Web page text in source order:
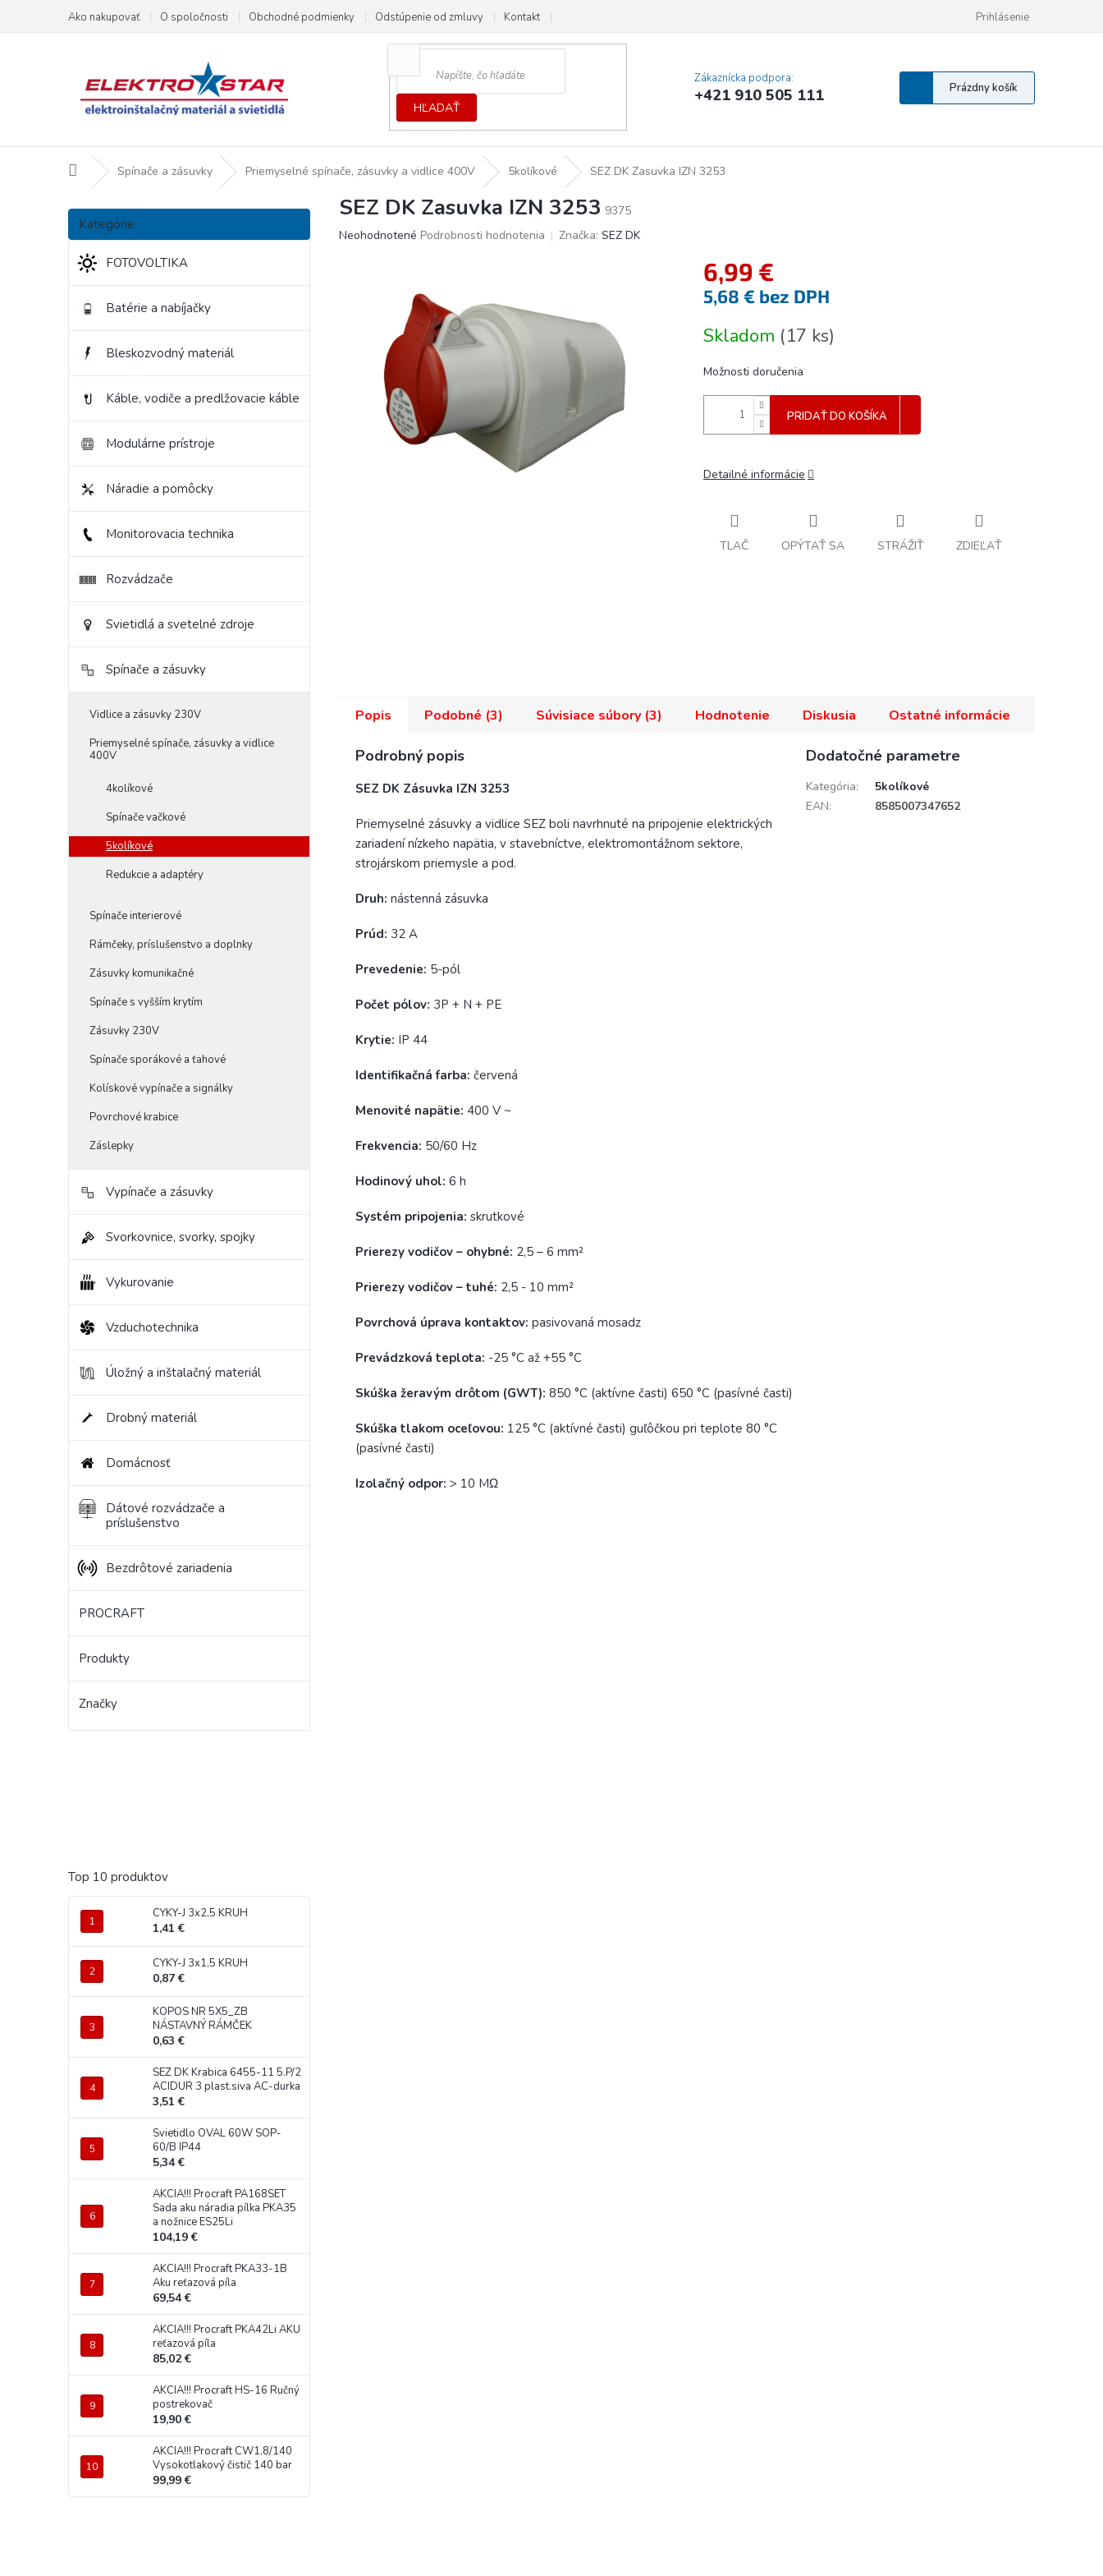
obsah
Ako nakupovať O spoločnosti Obchodné podmienky Odstúpenie od zmluvy Kontakt Vyhlásenie o prístupnosti
Prihlásenie
HĽADAŤ
Zákaznícka podpora:
+421 910 505 111
Nákupný
košík
Prázdny košík
DomovSpínače a zásuvky Priemyselné spínače, zásuvky a vidlice 400V 5kolíkové SEZ DK Zasuvka IZN 3253
B
č
n
Preskočiť
kategórie
Kategórie
FOTOVOLTIKA
Batérie a nabíjačky
Bleskozvodný materiál
Káble, vodiče a predlžovacie káble
Modulárne prístroje
Náradie a pomôcky
Monitorovacia technika
Rozvádzače
Svietidlá a svetelné zdroje
Spínače a zásuvky
Vidlice a zásuvky 230V
Priemyselné spínače, zásuvky a vidlice
400V
4kolíkové
Spínače vačkové
5kolíkové
Redukcie a adaptéry
Spínače interierové
Rámčeky, príslušenstvo a doplnky
Zásuvky komunikačné
Spínače s vyšším krytím
Zásuvky 230V
Spínače sporákové a ťahové
Kolískové vypínače a signálky
Povrchové krabice
Záslepky
Vypínače a zásuvky
Svorkovnice, svorky, spojky
Vykurovanie
Vzduchotechnika
Úložný a inštalačný materiál
Drobný materiál
Domácnosť
Dátové rozvádzače a
príslušenstvo
Bezdrôtové zariadenia
PROCRAFT
Produkty
Značky
Top 10 produktov
CYKY-J 3x2,5 KRUH
1,41 €
CYKY-J 3x1,5 KRUH
0,87 €
KOPOS NR 5X5_ZB
NÁSTAVNÝ RÁMČEK
0,63 €
SEZ DK Krabica 6455-11 5.P/2
ACIDUR 3 plast.siva AC-durka
3,51 €
Svietidlo OVAL 60W SOP-
60/B IP44
5,34 €
AKCIA!!! Procraft PA168SET
Sada aku náradia pílka PKA35
a nožnice ES25Li
104,19 €
AKCIA!!! Procraft PKA33-1B
Aku reťazová píla
69,54 €
AKCIA!!! Procraft PKA42Li AKU
reťazová píla
85,02 €
AKCIA!!! Procraft HS-16 Ručný
postrekovač
19,90 €
AKCIA!!! Procraft CW1.8/140
Vysokotlakový čistič 140 bar
99,99 €
SEZ DK Zasuvka IZN 3253 9375
Priemerné
hviezdičiek.
Neohodnotené Podrobnosti hodnotenia Značka: SEZ DK
6,99 €
5,68 € bez DPH
cena:
Skladom (17 ks)
Možnosti doručenia
PRIDAŤ DO KOŠÍKA
Detailné informácie
TLAČ OPÝTAŤ SA STRÁŽIŤ ZDIEĽAŤ
Popis Podobné (3) Súvisiace súbory (3) Hodnotenie Diskusia Ostatné informácie
Podrobný popis
SEZ DK Zásuvka IZN 3253
Priemyselné zásuvky a vidlice SEZ boli navrhnuté na pripojenie elektrických
zariadení nízkeho napätia, v stavebníctve, elektromontážnom sektore,
strojárskom priemysle a pod.
Druh: nástenná zásuvka
Prúd: 32 A
Prevedenie: 5-pól
Počet pólov: 3P + N + PE
Krytie: IP 44
Identifikačná farba: červená
Menovité napätie: 400 V ~
Frekvencia: 50/60 Hz
Hodinový uhol: 6 h
Systém pripojenia: skrutkové
Prierezy vodičov – ohybné: 2,5 – 6 mm²
Prierezy vodičov – tuhé: 2,5 - 10 mm²
Povrchová úprava kontaktov: pasivovaná mosadz
Prevádzková teplota: -25 °C až +55 °C
Skúška žeravým drôtom (GWT): 850 °C (aktívne časti) 650 °C (pasívné časti)
Skúška tlakom oceľovou: 125 °C (aktívné časti) guľôčkou pri teplote 80 °C
(pasívné časti)
Izolačný odpor: > 10 MΩ
Dodatočné parametre
Kategória:
5kolíkové
EAN: 8585007347652